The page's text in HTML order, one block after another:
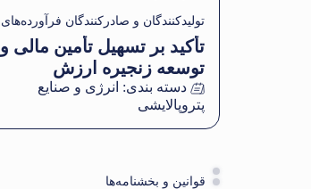
تولیدکنندگان و صادرکنندگان فرآورده‌های
نفتی برگزار شد.
تأکید بر تسهیل تأمین مالی و
توسعه زنجیره ارزش
دسته بندی: انرژی و صنایع
پتروپالایشی
قوانین و بخشنامه‌ها